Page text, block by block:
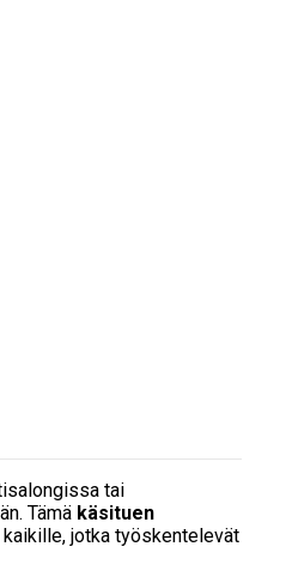
tai
Tämä käsituen
jotka työskentelevät